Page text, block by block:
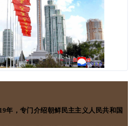
年，专门介绍朝鲜民主主义人民共和国